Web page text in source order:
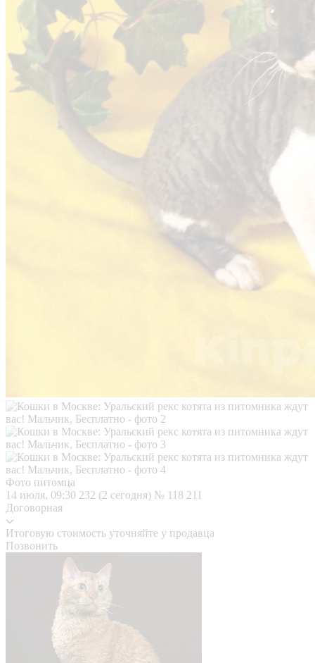
Фото питомца
14 июля, 09:30 232 (2 сегодня) № 118 211
Договорная
Итоговую стоимость уточняйте у продавца
Позвонить